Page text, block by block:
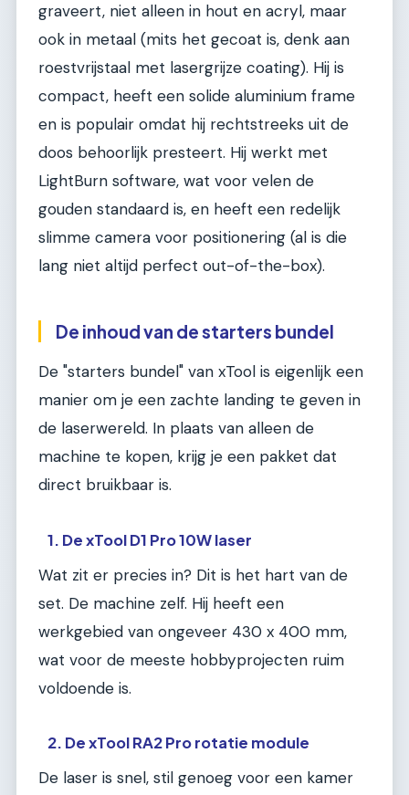
graveert, niet alleen in hout en acryl, maar
ook in metaal (mits het gecoat is, denk aan
roestvrijstaal met lasergrijze coating). Hij is
compact, heeft een solide aluminium frame
en is populair omdat hij rechtstreeks uit de
doos behoorlijk presteert. Hij werkt met
LightBurn software, wat voor velen de
gouden standaard is, en heeft een redelijk
slimme camera voor positionering (al is die
lang niet altijd perfect out-of-the-box).
De inhoud van de starters bundel
De "starters bundel" van xTool is eigenlijk een
manier om je een zachte landing te geven in
de laserwereld. In plaats van alleen de
machine te kopen, krijg je een pakket dat
direct bruikbaar is.
1. De xTool D1 Pro 10W laser
Wat zit er precies in? Dit is het hart van de
set. De machine zelf. Hij heeft een
werkgebied van ongeveer 430 x 400 mm,
wat voor de meeste hobbyprojecten ruim
voldoende is.
2. De xTool RA2 Pro rotatie module
De laser is snel, stil genoeg voor een kamer